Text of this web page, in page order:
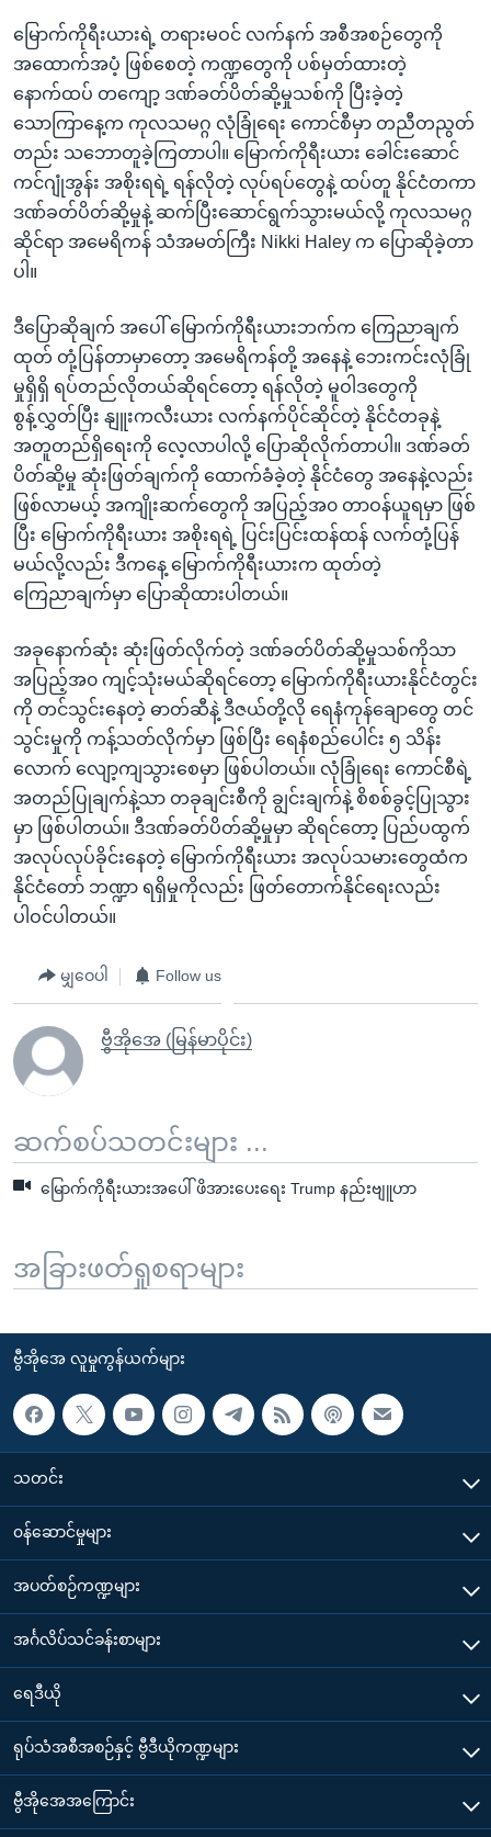
မြောက်ကိုရီးယားရဲ့ တရားမဝင် လက်နက် အစီအစဉ်တွေကို
အထောက်အပံ့ ဖြစ်စေတဲ့ ကဏ္ဍတွေကို ပစ်မှတ်ထားတဲ့
နောက်ထပ် တကျော့ ဒဏ်ခတ်ပိတ်ဆို့မှုသစ်ကို ပြီးခဲ့တဲ့
သောကြာနေ့က ကုလသမဂ္ဂ လုံခြုံရေး ကောင်စီမှာ တညီတညွတ်
တည်း သဘောတူခဲ့ကြတာပါ။ မြောက်ကိုရီးယား ခေါင်းဆောင်
ကင်ဂျုံအွန်း အစိုးရရဲ့ ရန်လိုတဲ့ လုပ်ရပ်တွေနဲ့ ထပ်တူ နိုင်ငံတကာ
ဒဏ်ခတ်ပိတ်ဆို့မှုနဲ့ ဆက်ပြီးဆောင်ရွက်သွားမယ်လို့ ကုလသမဂ္ဂ
ဆိုင်ရာ အမေရိကန် သံအမတ်ကြီး Nikki Haley က ပြောဆိုခဲ့တာ
ပါ။
ဒီပြောဆိုချက် အပေါ် မြောက်ကိုရီးယားဘက်က ကြေညာချက်
ထုတ် တုံ့ပြန်တာမှာတော့ အမေရိကန်တို့ အနေနဲ့ ဘေးကင်းလုံခြုံ
မှုရှိရှိ ရပ်တည်လိုတယ်ဆိုရင်တော့ ရန်လိုတဲ့ မူဝါဒတွေကို
စွန့်လွှတ်ပြီး နျူးကလီးယား လက်နက်ပိုင်ဆိုင်တဲ့ နိုင်ငံတခုနဲ့
အတူတည်ရှိရေးကို လေ့လာပါလို့ ပြောဆိုလိုက်တာပါ။ ဒဏ်ခတ်
ပိတ်ဆို့မှု ဆုံးဖြတ်ချက်ကို ထောက်ခံခဲ့တဲ့ နိုင်ငံတွေ အနေနဲ့လည်း
ဖြစ်လာမယ့် အကျိုးဆက်တွေကို အပြည့်အ၀ တာဝန်ယူရမှာ ဖြစ်
ပြီး မြောက်ကိုရီးယား အစိုးရရဲ့ ပြင်းပြင်းထန်ထန် လက်တုံ့ပြန်
မယ်လို့လည်း ဒီကနေ့ မြောက်ကိုရီးယားက ထုတ်တဲ့
ကြေညာချက်မှာ ပြောဆိုထားပါတယ်။
အခုနောက်ဆုံး ဆုံးဖြတ်လိုက်တဲ့ ဒဏ်ခတ်ပိတ်ဆို့မှုသစ်ကိုသာ
အပြည့်အ၀ ကျင့်သုံးမယ်ဆိုရင်တော့ မြောက်ကိုရီးယားနိုင်ငံတွင်း
ကို တင်သွင်းနေတဲ့ ဓာတ်ဆီနဲ့ ဒီဇယ်တို့လို ရေနံကုန်ချောတွေ တင်
သွင်းမှုကို ကန့်သတ်လိုက်မှာ ဖြစ်ပြီး ရေနံစည်ပေါင်း ၅ သိန်း
လောက် လျော့ကျသွားစေမှာ ဖြစ်ပါတယ်။ လုံခြုံရေး ကောင်စီရဲ့
အတည်ပြုချက်နဲ့သာ တခုချင်းစီကို ချွင်းချက်နဲ့ စိစစ်ခွင့်ပြုသွား
မှာ ဖြစ်ပါတယ်။ ဒီဒဏ်ခတ်ပိတ်ဆို့မှုမှာ ဆိုရင်တော့ ပြည်ပထွက်
အလုပ်လုပ်ခိုင်းနေတဲ့ မြောက်ကိုရီးယား အလုပ်သမားတွေထံက
နိုင်ငံတော် ဘဏ္ဍာ ရရှိမှုကိုလည်း ဖြတ်တောက်နိုင်ရေးလည်း
ပါဝင်ပါတယ်။
မျှဝေပါ Follow us
ဗွီအိုအေ (မြန်မာပိုင်း)
ဆက်စပ်သတင်းများ ...
မြောက်ကိုရီးယားအပေါ် ဖိအားပေးရေး Trump နည်းဗျူဟာ
အခြားဖတ်ရှုစရာများ
ဗွီအိုအေ လူမှုကွန်ယက်များ
သတင်း
၀န်ဆောင်မှုများ
အပတ်စဉ်ကဏ္ဍများ
အင်္ဂလိပ်သင်ခန်းစာများ
ရေဒီယို
ရုပ်သံအစီအစဉ်နှင့် ဗွီဒီယိုကဏ္ဍများ
ဗွီအိုအေအကြောင်း